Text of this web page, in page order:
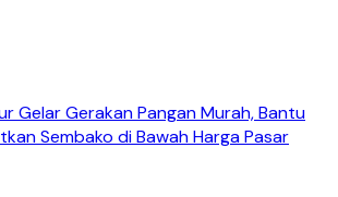
Gelar Gerakan Pangan Murah, Bantu
Sembako di Bawah Harga Pasar